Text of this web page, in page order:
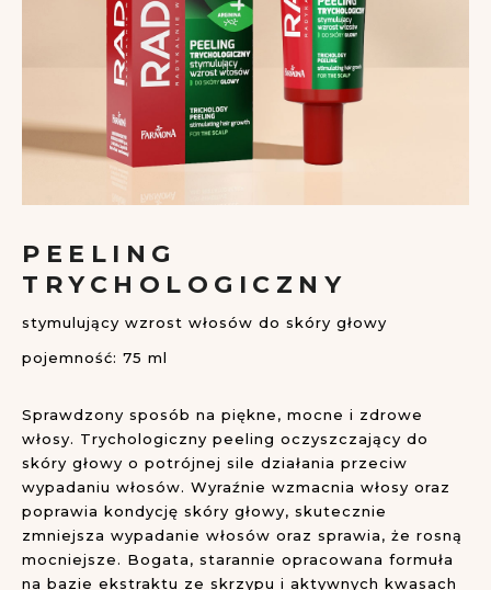
PEELING
TRYCHOLOGICZNY
stymulujący wzrost włosów do skóry głowy
pojemność: 75 ml
Sprawdzony sposób na piękne, mocne i zdrowe
włosy. Trychologiczny peeling oczyszczający do
skóry głowy o potrójnej sile działania przeciw
wypadaniu włosów. Wyraźnie wzmacnia włosy oraz
poprawia kondycję skóry głowy, skutecznie
zmniejsza wypadanie włosów oraz sprawia, że rosną
mocniejsze. Bogata, starannie opracowana formuła
na bazie ekstraktu ze skrzypu i aktywnych kwasach
początek
galerii